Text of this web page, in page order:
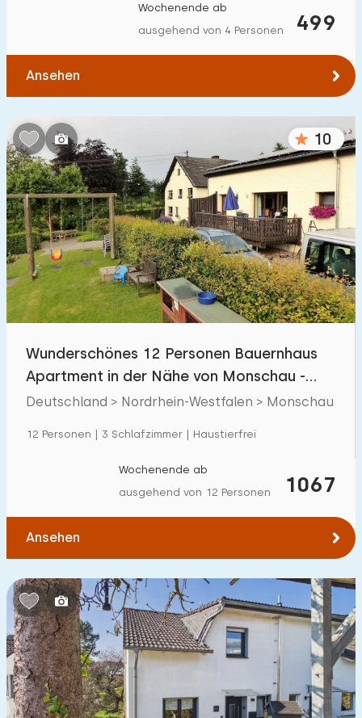
499
Wochenende ab
ausgehend von 4 Personen
Ansehen
10
Wunderschönes 12 Personen Bauernhaus
Apartment in der Nähe von Monschau -
Eifel
Deutschland > Nordrhein-Westfalen > Monschau
12 Personen | 3 Schlafzimmer | Haustierfrei
1067
Wochenende ab
ausgehend von 12 Personen
Ansehen